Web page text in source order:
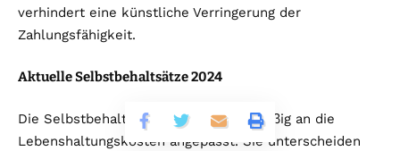
verhindert eine künstliche Verringerung der
Zahlungsfähigkeit.
Aktuelle Selbstbehaltsätze 2024
Die Selbstbehaltsätze werden regelmäßig an die
Lebenshaltungskosten angepasst. Sie unterscheiden